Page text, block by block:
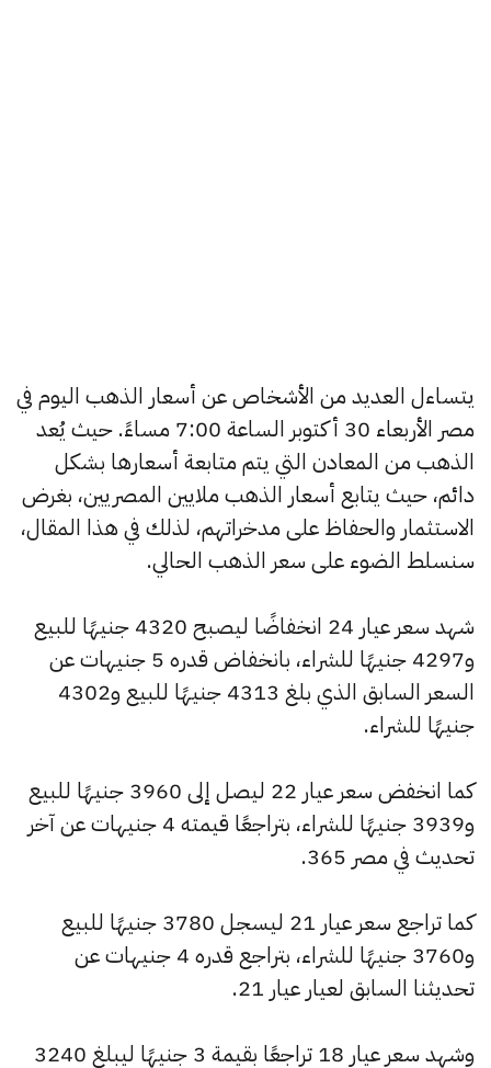
يتساءل العديد من الأشخاص عن أسعار الذهب اليوم في
مصر الأربعاء 30 أكتوبر الساعة 7:00 مساءً. حيث يُعد
الذهب من المعادن التي يتم متابعة أسعارها بشكل
دائم، حيث يتابع أسعار الذهب ملايين المصريين، بغرض
الاستثمار والحفاظ على مدخراتهم، لذلك في هذا المقال،
سنسلط الضوء على سعر الذهب الحالي.
شهد سعر عيار 24 انخفاضًا ليصبح 4320 جنيهًا للبيع
و4297 جنيهًا للشراء، بانخفاض قدره 5 جنيهات عن
السعر السابق الذي بلغ 4313 جنيهًا للبيع و4302
جنيهًا للشراء.
كما انخفض سعر عيار 22 ليصل إلى 3960 جنيهًا للبيع
و3939 جنيهًا للشراء، بتراجعًا قيمته 4 جنيهات عن آخر
تحديث في مصر 365.
كما تراجع سعر عيار 21 ليسجل 3780 جنيهًا للبيع
و3760 جنيهًا للشراء، بتراجع قدره 4 جنيهات عن
تحديثنا السابق لعيار عيار 21.
وشهد سعر عيار 18 تراجعًا بقيمة 3 جنيهًا ليبلغ 3240